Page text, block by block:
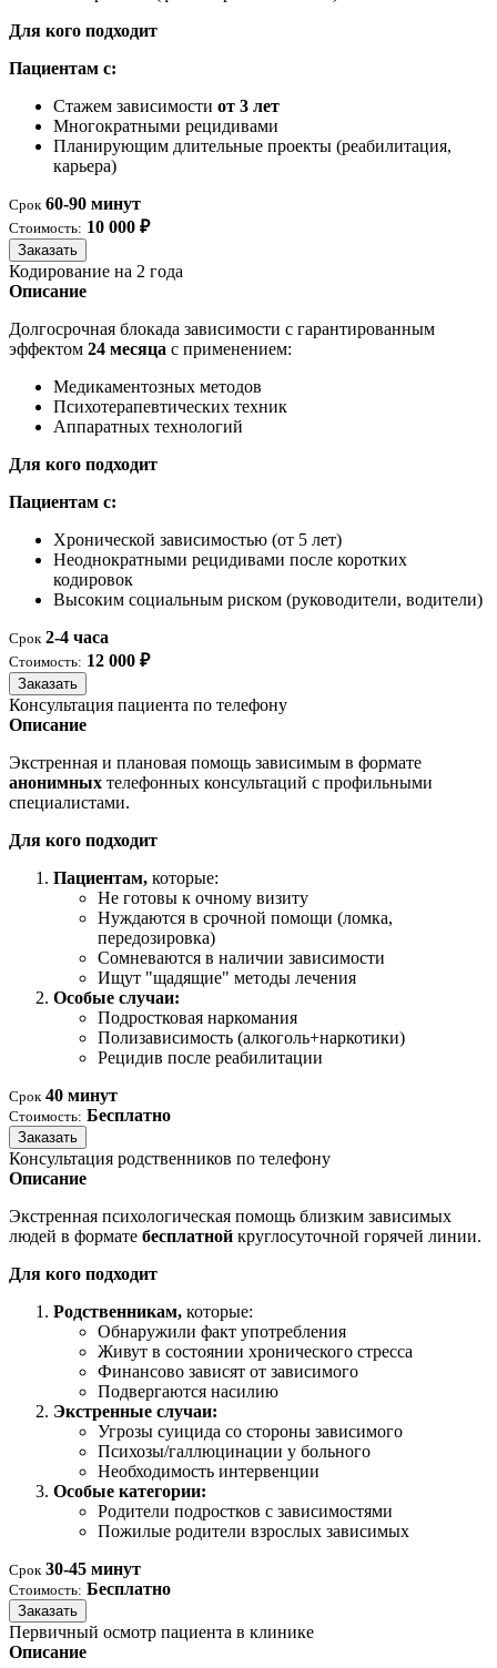
Для кого подходит
Пациентам с:
Стажем зависимости от 3 лет
Многократными рецидивами
Планирующим длительные проекты (реабилитация,
карьера)
Срок 60-90 минут
Стоимость: 10 000 ₽
Заказать
Кодирование на 2 года
Описание
Долгосрочная блокада зависимости с гарантированным
эффектом 24 месяца с применением:
Медикаментозных методов
Психотерапевтических техник
Аппаратных технологий
Для кого подходит
Пациентам с:
Хронической зависимостью (от 5 лет)
Неоднократными рецидивами после коротких
кодировок
Высоким социальным риском (руководители, водители)
Срок 2-4 часа
Стоимость: 12 000 ₽
Заказать
Консультация пациента по телефону
Описание
Экстренная и плановая помощь зависимым в формате
анонимных телефонных консультаций с профильными
специалистами.
Для кого подходит
Пациентам, которые:
Не готовы к очному визиту
Нуждаются в срочной помощи (ломка,
передозировка)
Сомневаются в наличии зависимости
Ищут "щадящие" методы лечения
Особые случаи:
Подростковая наркомания
Полизависимость (алкоголь+наркотики)
Рецидив после реабилитации
Срок 40 минут
Стоимость: Бесплатно
Заказать
Консультация родственников по телефону
Описание
Экстренная психологическая помощь близким зависимых
людей в формате бесплатной круглосуточной горячей линии.
Для кого подходит
Родственникам, которые:
Обнаружили факт употребления
Живут в состоянии хронического стресса
Финансово зависят от зависимого
Подвергаются насилию
Экстренные случаи:
Угрозы суицида со стороны зависимого
Психозы/галлюцинации у больного
Необходимость интервенции
Особые категории:
Родители подростков с зависимостями
Пожилые родители взрослых зависимых
Срок 30-45 минут
Стоимость: Бесплатно
Заказать
Первичный осмотр пациента в клинике
Описание